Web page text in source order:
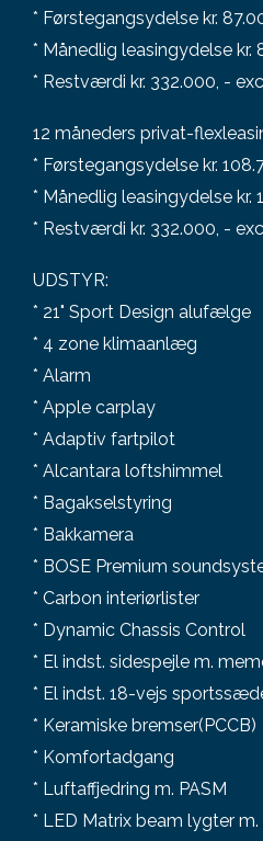
* Førstegangsydelse kr.
* Månedlig leasingydelse kr.
* Restværdi kr. 332.000, -
12 måneders privat-
* Førstegangsydelse kr.
* Månedlig leasingydelse kr.
* Restværdi kr. 332.000, -
UDSTYR:
* 21" Sport Design alufælge
* 4 zone klimaanlæg
* Alarm
* Apple carplay
* Adaptiv fartpilot
* Alcantara loftshimmel
* Bagakselstyring
* Bakkamera
* BOSE Premium
* Carbon interiørlister
* Dynamic Chassis Control
* El indst. sidespejle m.
* El indst. 18-vejs
* Keramiske bremser(PCCB)
* Komfortadgang
* Luftaffjedring m. PASM
* LED Matrix beam lygter m.